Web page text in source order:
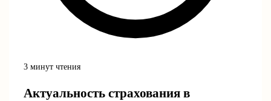
3 минут чтения
Актуальность страхования в